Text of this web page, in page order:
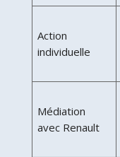
Action
individuelle
Médiation
avec Renault